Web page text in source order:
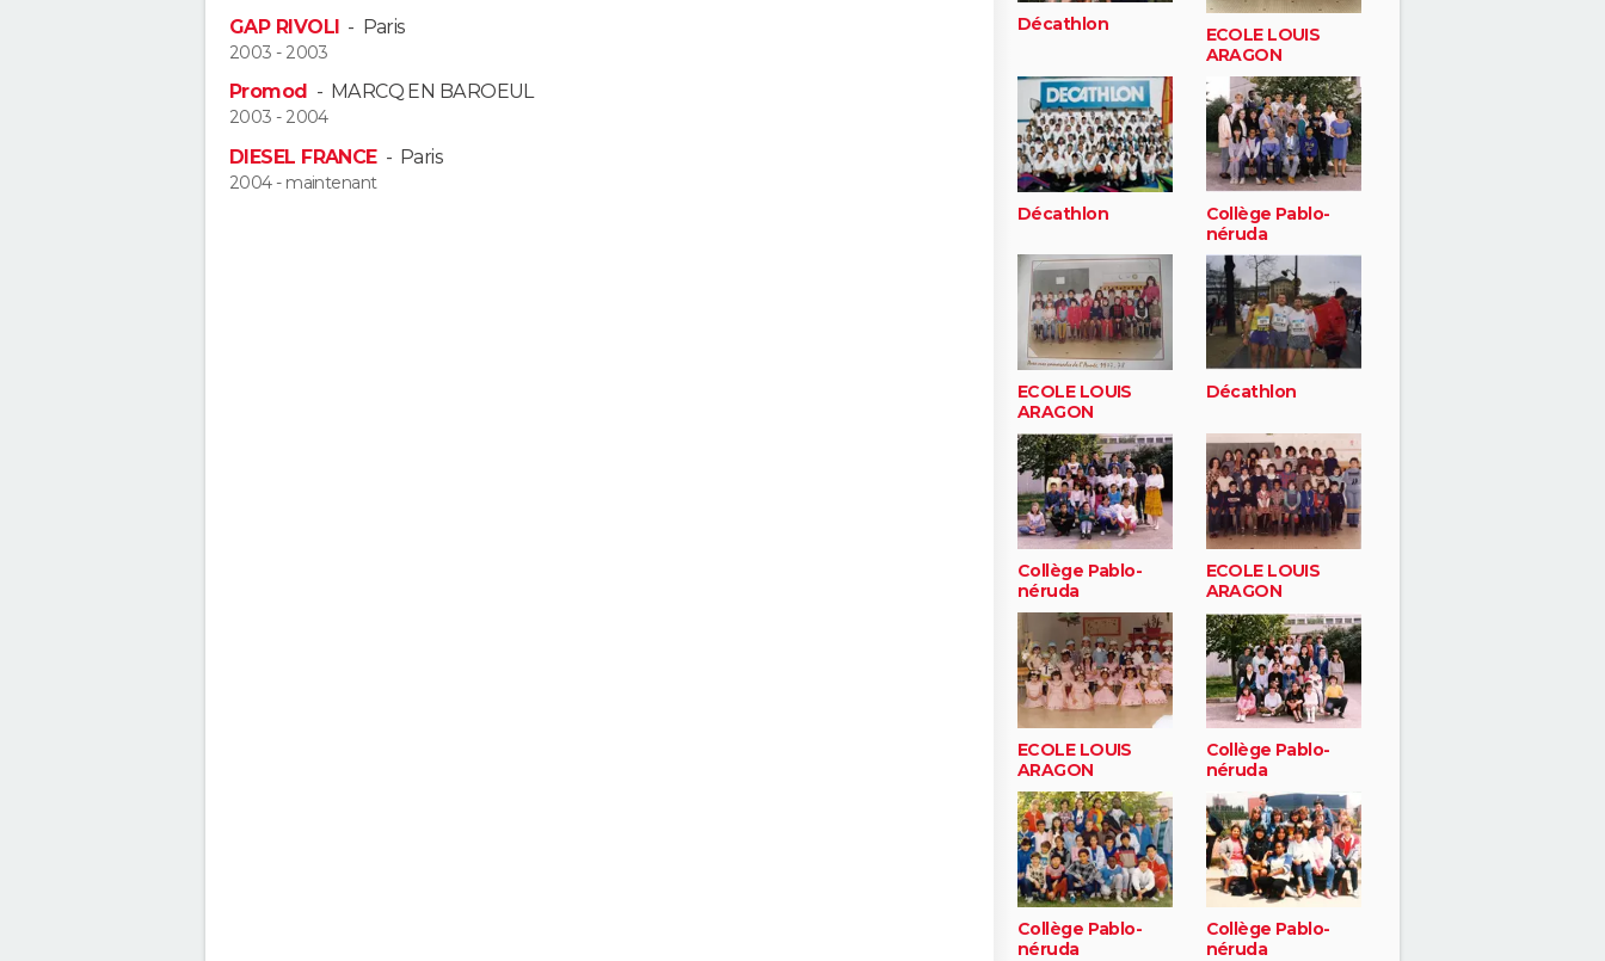
GAP RIVOLI - Paris
2003 - 2003
Promod - MARCQ EN BAROEUL
2003 - 2004
DIESEL FRANCE- Paris
2004 - maintenant
Décathlon
ECOLE LOUIS
ARAGON
Décathlon
Collège Pablo-
néruda
ECOLE LOUIS
ARAGON
Décathlon
Collège Pablo-
néruda
ECOLE LOUIS
ARAGON
ECOLE LOUIS
ARAGON
Collège Pablo-
néruda
Collège Pablo-
néruda
Collège Pablo-
néruda